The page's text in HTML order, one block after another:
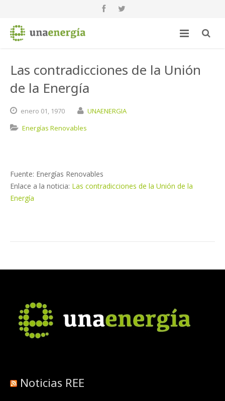
Las contradicciones de la Unión
de la Energía
enero 01, 1970
UNAENERGIA
Energías Renovables
Fuente: Energías Renovables
Enlace a la noticia: Las contradicciones de la Unión de la
Energía
Noticias REE